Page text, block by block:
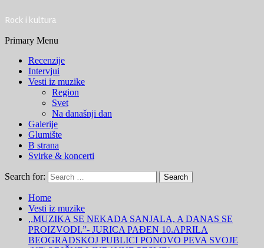
Rock i kultura
Primary Menu
Recenzije
Intervjui
Vesti iz muzike
Region
Svet
Na današnji dan
Galerije
Glumište
B strana
Svirke & koncerti
Search for:
Home
Vesti iz muzike
,,MUZIKA SE NEKADA SANJALA, A DANAS SE
PROIZVODI.”- JURICA PAĐEN 10.APRILA
BEOGRADSKOJ PUBLICI PONOVO PEVA SVOJE